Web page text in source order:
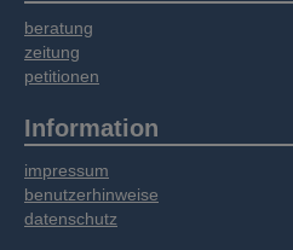
beratung
zeitung
petitionen
Information
impressum
benutzerhinweise
datenschutz